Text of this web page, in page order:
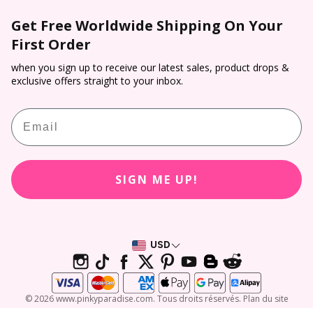
Vérification de l’ordonnance
Conditions d'utilisation
Politique de remboursement
Lentilles de contact colorées
Lentilles Halloween
Lentilles cosplay
Calculateur d’ordonnance de lentilles de contact
Paiement
Suivi et traçabilité
Retour et annulation
Récompenses PP
Avis des clients
Livraison directe
Programme d'affiliation
Get Free Worldwide Shipping On Your
First Order
when you sign up to receive our latest sales, product drops &
exclusive offers straight to your inbox.
Email
SIGN ME UP!
USD
© 2026 www.pinkyparadise.com. Tous droits réservés. Plan du site